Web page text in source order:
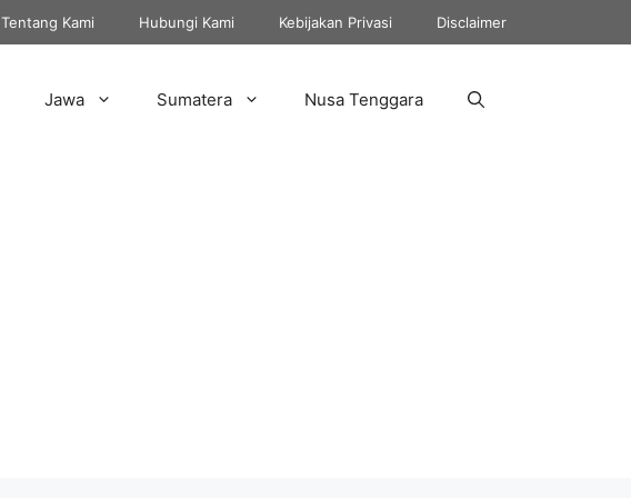
Tentang Kami Hubungi Kami Kebijakan Privasi Disclaimer
Jawa Sumatera Nusa Tenggara